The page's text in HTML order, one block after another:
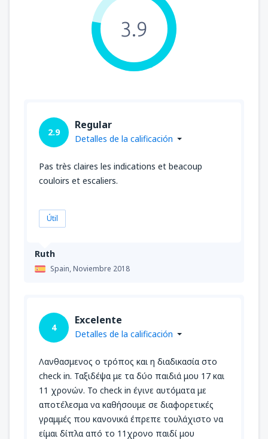
3.9
Ruth
Spain,Noviembre 2018
2.9
Regular
Detalles de la calificación
Pas très claires les indications et beacoup
couloirs et escaliers.
Útil
4
Excelente
Detalles de la calificación
Λανθασμενος ο τρόπος και η διαδικασία στο
check in. Ταξιδέψα με τα δύο παιδιά μου 17 και
11 χρονών. Το check in έγινε αυτόματα με
αποτέλεσμα να καθήσουμε σε διαφορετικές
γραμμές που κανονικά έπρεπε τουλάχιστο να
είμαι δίπλα από το 11χρονο παιδί μου